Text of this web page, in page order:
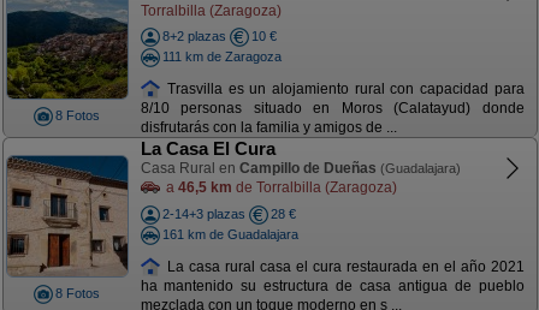
8 Fotos
Torralbilla (Zaragoza)
8+2 plazas
10 €
111 km de Zaragoza
Trasvilla es un alojamiento rural con capacidad para
8/10 personas situado en Moros (Calatayud) donde
disfrutarás con la familia y amigos de ...
8 Fotos
La Casa El Cura
Casa Rural en Campillo de Dueñas (Guadalajara)
a 46,5 km de Torralbilla (Zaragoza)
2-14+3 plazas
28 €
161 km de Guadalajara
La casa rural casa el cura restaurada en el año 2021
ha mantenido su estructura de casa antigua de pueblo
mezclada con un toque moderno en s ...